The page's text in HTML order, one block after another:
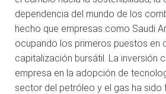
dependencia del mundo de los
hecho que empresas como Saudi
ocupando los primeros puestos en
capitalización bursátil. La inversión
empresa en la adopción de
sector del petróleo y el gas ha sido